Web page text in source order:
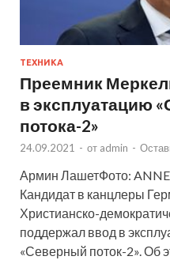
ТЕХНИКА
Преемник
в эксплуатацию
потока-2»
24.09.2021 - от admin -
Армин ЛашетФото:
Кандидат в канцлеры
Христианско-
поддержал ввод в
«Северный поток-2». Об